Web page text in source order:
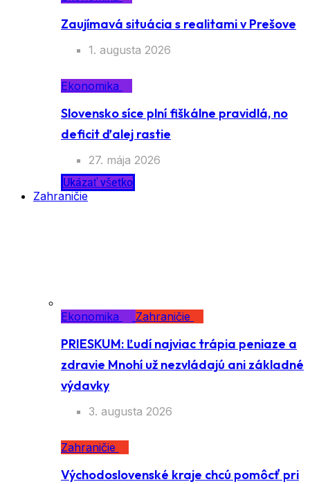
Zaujímavá situácia s realitami v Prešove
1. augusta 2026
Ekonomika
Slovensko síce plní fiškálne pravidlá, no
deficit ďalej rastie
27. mája 2026
Ukázať všetko
Zahraničie
Ekonomika Zahraničie
PRIESKUM: Ľudí najviac trápia peniaze a
zdravie Mnohí už nezvládajú ani základné
výdavky
3. augusta 2026
Zahraničie
Východoslovenské kraje chcú pomôcť pri